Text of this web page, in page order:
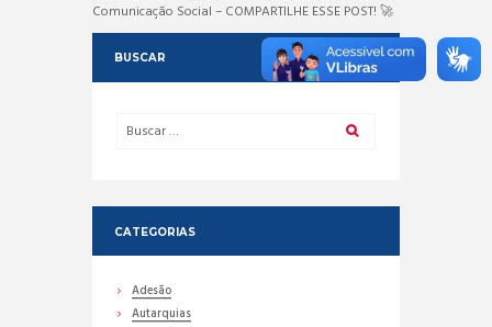
Comunicação Social – COMPARTILHE ESSE POST! 🚀
BUSCAR
CATEGORIAS
Adesão
Autarquias